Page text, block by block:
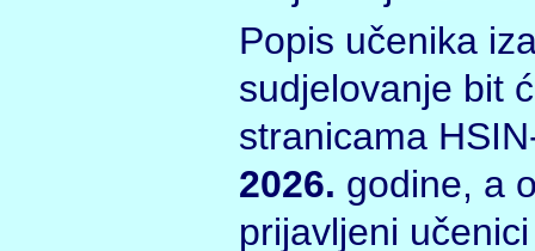
Popis učenika
sudjelovanje bit
stranicama
2026. godine, a
prijavljeni